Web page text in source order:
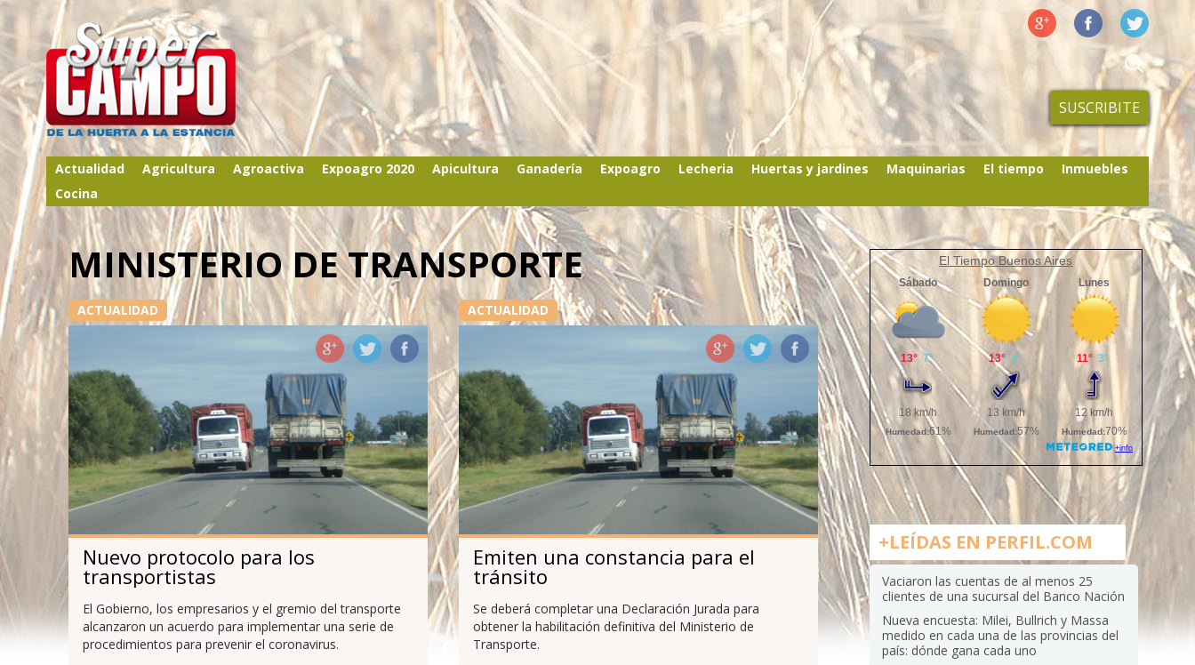
SUSCRIBITE
Actualidad Agricultura Agroactiva Expoagro 2020 Apicultura Ganadería Expoagro Lecheria Huertas y jardines Maquinarias El tiempo
Inmuebles
Cocina
MINISTERIO DE TRANSPORTE
ACTUALIDAD
Nuevo protocolo para los
transportistas
El Gobierno, los empresarios y el gremio del transporte
alcanzaron un acuerdo para implementar una serie de
procedimientos para prevenir el coronavirus.
ACTUALIDAD
Emiten una constancia para el
tránsito
Se deberá completar una Declaración Jurada para
obtener la habilitación definitiva del Ministerio de
Transporte.
El Tiempo Buenos Aires
+LEÍDAS EN PERFIL.COM
Vaciaron las cuentas de al menos 25
clientes de una sucursal del Banco Nación
Nueva encuesta: Milei, Bullrich y Massa
medido en cada una de las provincias del
país: dónde gana cada uno